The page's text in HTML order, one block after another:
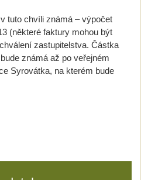
tuto chvíli známá – výpočet
(některé faktury mohou být
zastupitelstva. Částka
známá až po veřejném
Syrovátka, na kterém bude